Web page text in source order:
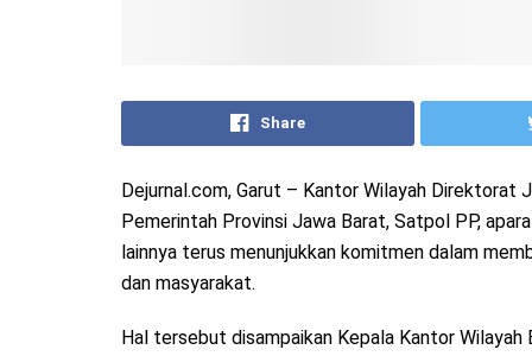
Share
Dejurnal.com, Garut – Kantor Wilayah Direktorat
Pemerintah Provinsi Jawa Barat, Satpol PP,
lainnya terus menunjukkan komitmen dalam
dan masyarakat.
Hal tersebut disampaikan Kepala Kantor Wilayah